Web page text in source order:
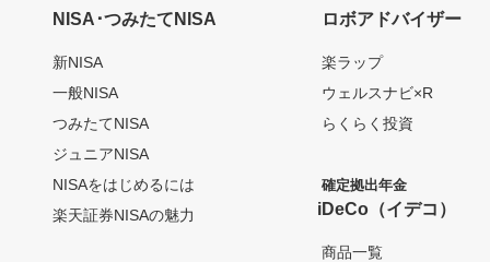
NISA･つみたてNISA
新NISA
一般NISA
つみたてNISA
ジュニアNISA
NISAをはじめるには
楽天証券NISAの魅力
ロボアドバイザー
楽ラップ
ウェルスナビ×R
らくらく投資
確定拠出年金
iDeCo（イデコ）
商品一覧